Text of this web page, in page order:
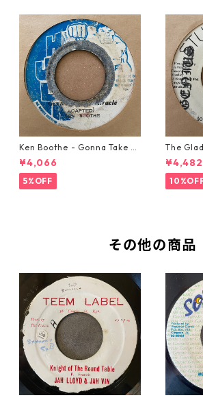
Ken Boothe - Gonna Take A
Miracle【7-21362】
¥4,066
5%OFF
The
【7-
¥4,482
その他の商品